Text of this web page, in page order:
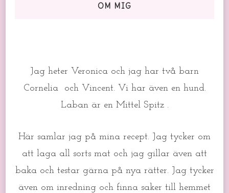
OM MIG
Jag heter Veronica och jag har två barn
Cornelia och Vincent. Vi har även en hund.
Laban är en Mittel Spitz .
Här samlar jag på mina recept. Jag tycker om
att laga all sorts mat och jag gillar även att
baka och testar gärna på nya rätter. Jag tycker
även om inredning och finna saker till hemmet